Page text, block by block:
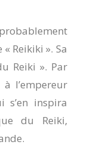
Reikiki ». Sa
Reiki ». Par
l’empereur
s’en inspira
du Reiki,